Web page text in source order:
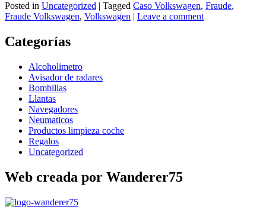
Posted in Uncategorized | Tagged Caso Volkswagen, Fraude,
Fraude Volkswagen, Volkswagen | Leave a comment
Categorías
Alcoholimetro
Avisador de radares
Bombillas
Llantas
Navegadores
Neumaticos
Productos limpieza coche
Regalos
Uncategorized
Web creada por Wanderer75